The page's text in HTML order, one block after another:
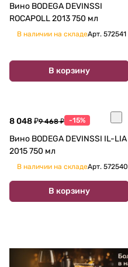
Вино BODEGA DEVINSSI
ROCAPOLL 2013 750 мл
В наличии на складеАрт. 572541
В корзину
8 048 ₽9 468 ₽ -15%
Вино BODEGA DEVINSSI IL-LIA
2015 750 мл
В наличии на складеАрт. 572540
В корзину